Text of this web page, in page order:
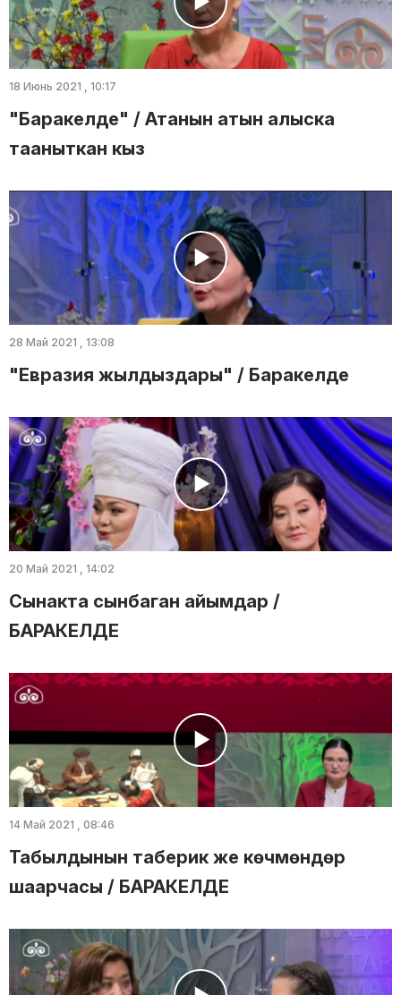
18 Июнь 2021 , 10:17
"Баракелде" / Атанын атын алыска
тааныткан кыз
28 Май 2021 , 13:08
"Евразия жылдыздары" / Баракелде
20 Май 2021 , 14:02
Сынакта сынбаган айымдар /
БАРАКЕЛДЕ
14 Май 2021 , 08:46
Табылдынын таберик же көчмөндөр
шаарчасы / БАРАКЕЛДЕ